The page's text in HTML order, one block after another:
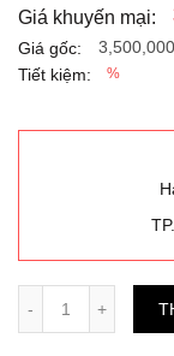
Giá khuyến mại:
Giá gốc:
3,500,000
Tiết kiệm:
%